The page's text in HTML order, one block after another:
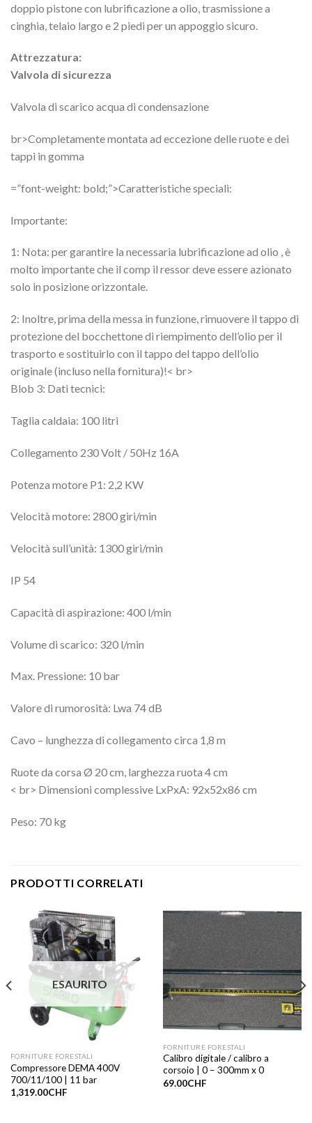
doppio pistone con lubrificazione a olio, trasmissione a
cinghia, telaio largo e 2 piedi per un appoggio sicuro.
Attrezzatura:
Valvola di sicurezza
Valvola di scarico acqua di condensazione
br>Completamente montata ad eccezione delle ruote e dei
tappi in gomma
=”font-weight: bold;”>Caratteristiche speciali:
Importante:
1: Nota: per garantire la necessaria lubrificazione ad olio , è
molto importante che il comp il ressor deve essere azionato
solo in posizione orizzontale.
2: Inoltre, prima della messa in funzione, rimuovere il tappo di
protezione del bocchettone di riempimento dell’olio per il
trasporto e sostituirlo con il tappo del tappo dell’olio
originale (incluso nella fornitura)!< br>
Blob 3: Dati tecnici:
Taglia caldaia: 100 litri
Collegamento 230 Volt / 50Hz 16A
Potenza motore P1: 2,2 KW
Velocità motore: 2800 giri/min
Velocità sull’unità: 1300 giri/min
IP 54
Capacità di aspirazione: 400 l/min
Volume di scarico: 320 l/min
Max. Pressione: 10 bar
Valore di rumorosità: Lwa 74 dB
Cavo – lunghezza di collegamento circa 1,8 m
Ruote da corsa Ø 20 cm, larghezza ruota 4 cm
< br> Dimensioni complessive LxPxA: 92x52x86 cm
Peso: 70 kg
PRODOTTI CORRELATI
ESAURITO
FORNITURE FORESTALI
Compressore DEMA 400V
700/11/100 | 11 bar
1,319.00CHF
FORNITURE FORESTALI
Calibro digitale / calibro a
corsoio | 0 – 300mm x 0
69.00CHF